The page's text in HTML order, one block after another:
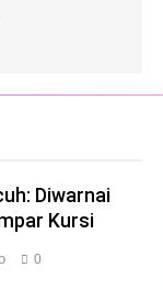
Diwarnai
Kursi
0